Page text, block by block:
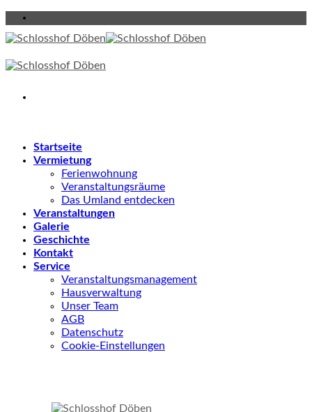
Skip
to
content
Startseite
Vermietung
Ferienwohnung
Veranstaltungsräume
Das Umland entdecken
Veranstaltungen
Galerie
Geschichte
Kontakt
Service
Veranstaltungsmanagement
Hausverwaltung
Unser Team
AGB
Datenschutz
Cookie-Einstellungen